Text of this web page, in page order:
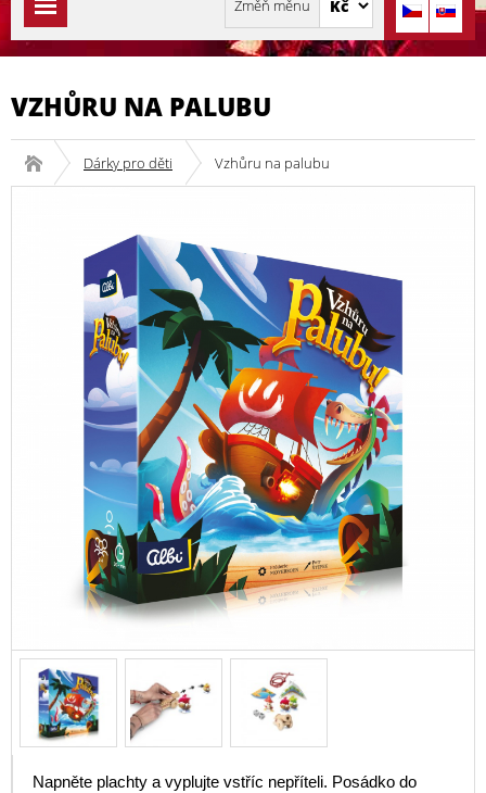
VZHŮRU NA PALUBU
Dárky pro děti Vzhůru na palubu
Napněte plachty a vyplujte vstříc nepříteli. Posádko do